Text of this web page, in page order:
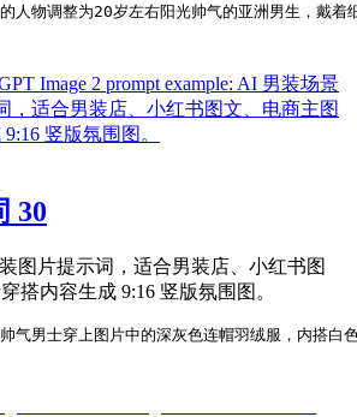
人物调整为20岁左右阳光帅气的亚洲男生，戴
30
图片提示词，适合男装店、小红书图
搭内容生成 9:16 竖版氛围图。
气男士穿上图片中的深灰色连帽羽绒服，内搭